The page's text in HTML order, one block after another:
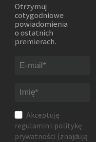
Otrzymuj
cotygodniowe
powiadomienia
o ostatnich
premierach.
Akceptuję
regulamin i politykę
prywatności (znajdują